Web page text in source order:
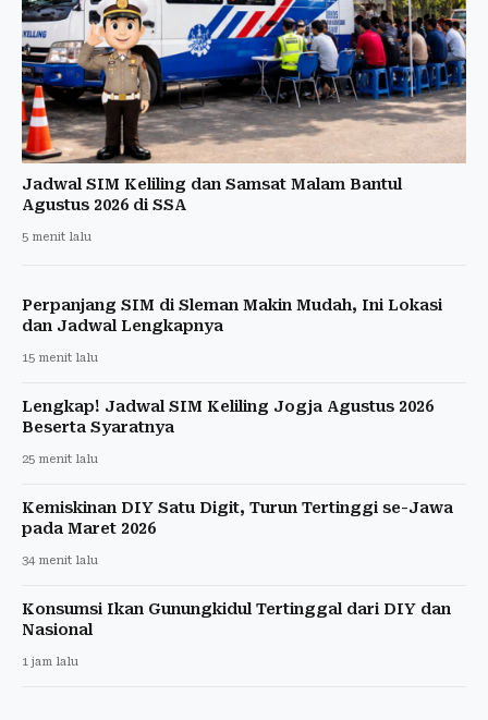
Jadwal SIM Keliling dan Samsat Malam Bantul
Agustus 2026 di SSA
5 menit lalu
Perpanjang SIM di Sleman Makin Mudah, Ini Lokasi
dan Jadwal Lengkapnya
15 menit lalu
Lengkap! Jadwal SIM Keliling Jogja Agustus 2026
Beserta Syaratnya
25 menit lalu
Kemiskinan DIY Satu Digit, Turun Tertinggi se-Jawa
pada Maret 2026
34 menit lalu
Konsumsi Ikan Gunungkidul Tertinggal dari DIY dan
Nasional
1 jam lalu